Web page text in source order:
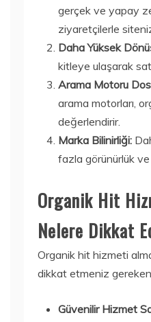
gerçek ve yapay
ziyaretçilerle
Daha Yüksek
kitleye ulaşarak
Arama Motoru
arama motorları,
değerlendirir.
Marka Bilinirliği:
fazla görünürlük
Organik Hit
Nelere Dikkat
Organik hit hizmeti
dikkat etmeniz
Güvenilir Hizmet